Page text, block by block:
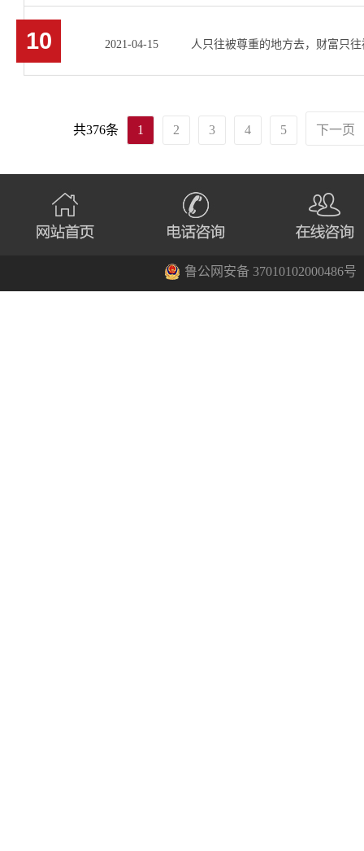
10 2021-04-15 人只往被尊重的地方去，财富只往
共376条 1 2 3 4 5 下一页
鲁公网安备 37010102000486号